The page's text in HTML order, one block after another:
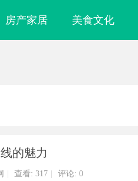
房产家居 美食文化
的魅力
查看: 317 评论: 0